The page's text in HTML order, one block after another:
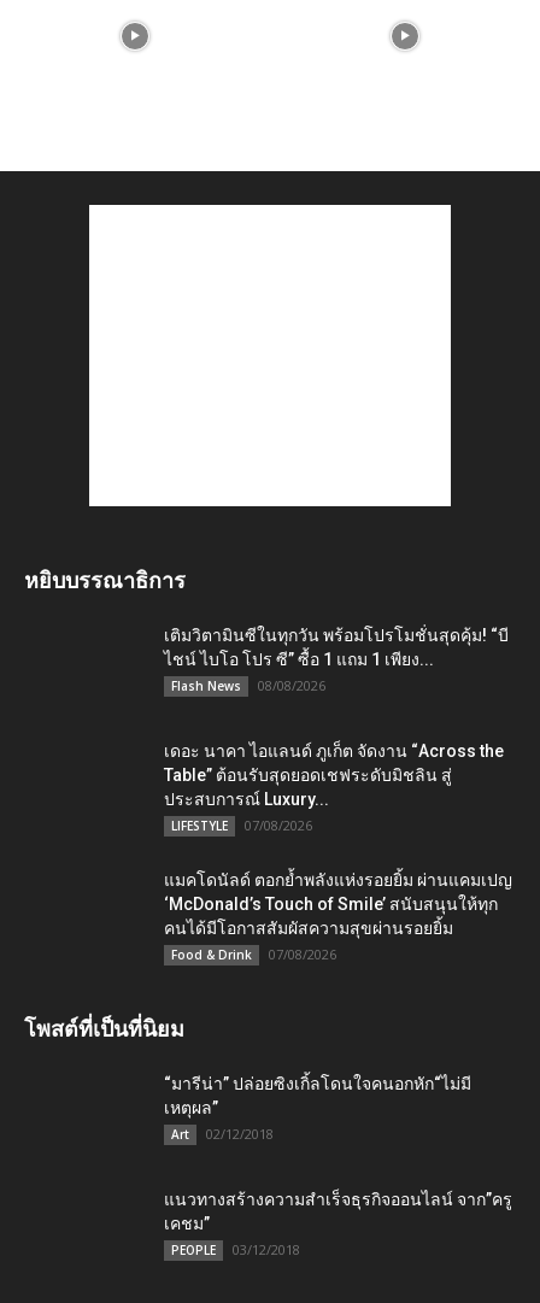
หยิบบรรณาธิการ
เติมวิตามินซีในทุกวัน พร้อมโปรโมชั่นสุดคุ้ม! “บี
ไชน์ ไบโอ โปร ซี” ซื้อ 1 แถม 1 เพียง...
Flash News 08/08/2026
เดอะ นาคา ไอแลนด์ ภูเก็ต จัดงาน “Across the
Table” ต้อนรับสุดยอดเชฟระดับมิชลิน สู่
ประสบการณ์ Luxury...
LIFESTYLE 07/08/2026
แมคโดนัลด์ ตอกย้ำพลังแห่งรอยยิ้ม ผ่านแคมเปญ
‘McDonald’s Touch of Smile’ สนับสนุนให้ทุก
คนได้มีโอกาสสัมผัสความสุขผ่านรอยยิ้ม
Food & Drink 07/08/2026
โพสต์ที่เป็นที่นิยม
“มารีน่า” ปล่อยซิงเกิ้ลโดนใจคนอกหัก“ไม่มี
เหตุผล”
Art 02/12/2018
แนวทางสร้างความสำเร็จธุรกิจออนไลน์ จาก”ครู
เคชม”
PEOPLE 03/12/2018